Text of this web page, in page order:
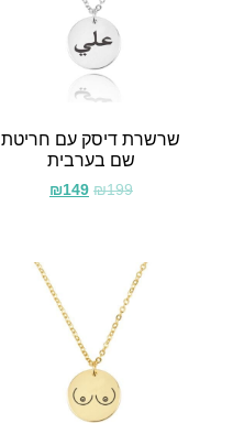
שרשרת דיסק עם חריטת
שם בערבית
₪199
₪149